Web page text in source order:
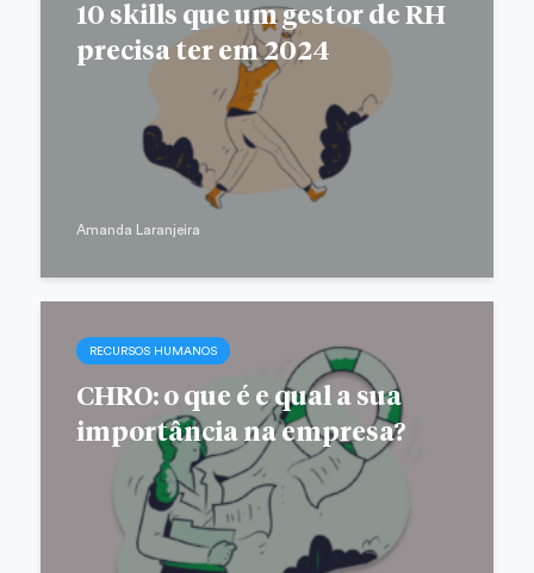
10 skills que um gestor de RH
precisa ter em 2024
Amanda Laranjeira
RECURSOS HUMANOS
CHRO: o que é e qual a sua
importância na empresa?